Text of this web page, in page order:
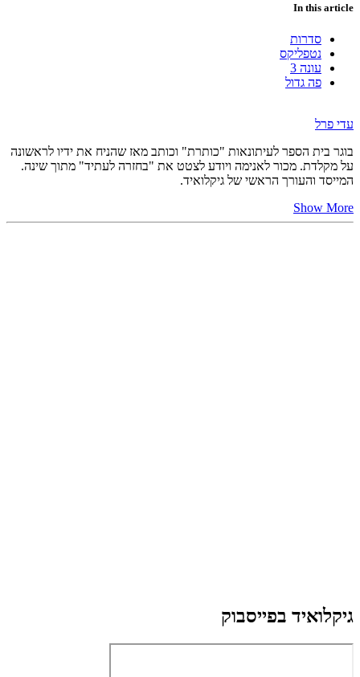
In this article
סדרות
נטפליקס
עונה 3
פה גדול
עדי פרל
בוגר בית הספר לעיתונאות "כותרת" וכותב מאז שהניח את ידיו לראשונה
על מקלדת. מכור לאנימה ויודע לצטט את "בחזרה לעתיד" מתוך שינה.
המייסד והעורך הראשי של גיקלואיד.
Show More
גיקלואיד בפייסבוק